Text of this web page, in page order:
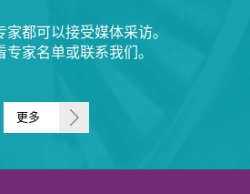
都可以接受媒体采访。
专家名单或联系我们。
更多